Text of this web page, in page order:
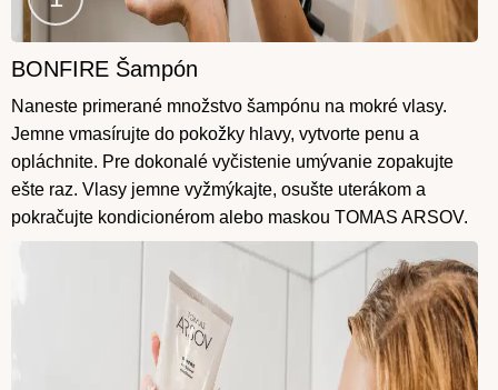
Krok
1
BONFIRE Šampón
Naneste primerané množstvo šampónu na mokré vlasy.
Jemne vmasírujte do pokožky hlavy, vytvorte penu a
opláchnite. Pre dokonalé vyčistenie umývanie zopakujte
ešte raz. Vlasy jemne vyžmýkajte, osušte uterákom a
pokračujte kondicionérom alebo maskou TOMAS ARSOV.